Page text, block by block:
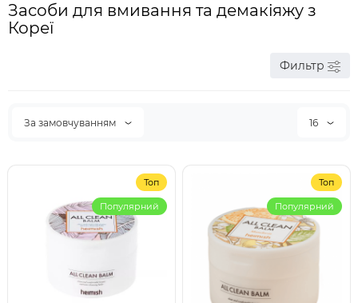
Засоби для вмивання та демакіяжу з
Кореї
Фильтр
За замовчуванням 16
Топ
Популярний
Топ
Популярний